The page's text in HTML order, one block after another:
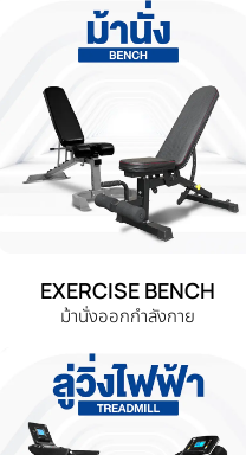
EXERCISE BENCH
ม้านั่งออกกำลังกาย